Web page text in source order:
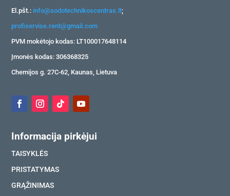
El.pšt.: info@sodotechnikoscentras.lt;
profiservise.rent@gmail.com
PVM mokėtojo kodas: LT100017648114
Įmonės kodas: 306368325
Chemijos g. 27C-62, Kaunas, Lietuva
Informacija pirkėjui
TAISYKLĖS
PRISTATYMAS
GRĄŽINIMAS